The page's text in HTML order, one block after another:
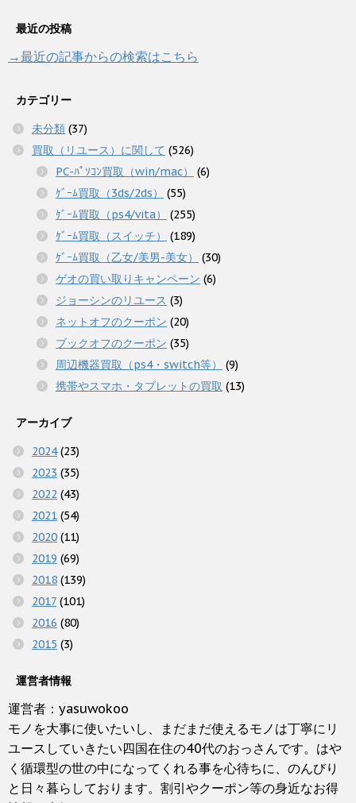
最近の投稿
→最近の記事からの検索はこちら
カテゴリー
未分類 (37)
買取（リユース）に関して (526)
PC-ﾊﾟｿｺﾝ買取（win/mac）
(6)
ｹﾞｰﾑ買取（3ds/2ds）
(55)
ｹﾞｰﾑ買取（ps4/vita）
(255)
ｹﾞｰﾑ買取（スイッチ）
(189)
ｹﾞｰﾑ買取（乙女/美男-美女）
(30)
ゲオの買い取りキャンペーン (6)
ジョーシンのリユース (3)
ネットオフのクーポン (20)
ブックオフのクーポン (35)
周辺機器買取（ps4・switch等）
(9)
携帯やスマホ・タブレットの買取 (13)
アーカイブ
2024(23)
2023 (35)
2022 (43)
2021 (54)
2020 (11)
2019 (69)
2018 (139)
2017 (101)
2016 (80)
2015 (3)
運営者情報
運営者：yasuwokoo
モノを大事に使いたいし、まだまだ使えるモノは丁寧にリ
ユースしていきたい四国在住の40代のおっさんです。はや
く循環型の世の中になってくれる事を心待ちに、のんびり
と日々暮らしております。割引やクーポン等の身近なお得